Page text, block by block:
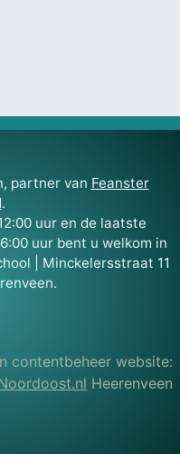
partner van Feanster
.
uur en de laatste
uur bent u welkom in
| Minckelersstraat 11
contentbeheer website:
Heerenveen